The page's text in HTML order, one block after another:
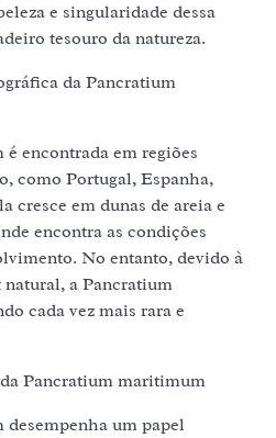
e singularidade dessa
tesouro da natureza.
da Pancratium
encontrada em regiões
como Portugal, Espanha,
cresce em dunas de areia e
encontra as condições
No entanto, devido à
a Pancratium
cada vez mais rara e
Pancratium maritimum
um papel